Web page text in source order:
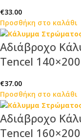
€33.00
Προσθήκη στο καλάθι
Αδιάβροχο
Tencel 140×200
€37.00
Προσθήκη στο καλάθι
Αδιάβροχο
Tencel 160×200